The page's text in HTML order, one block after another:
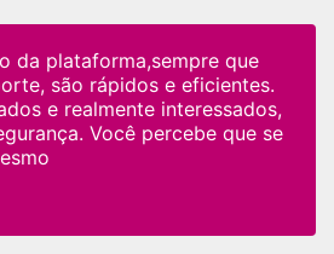
da plataforma,sempre que
são rápidos e eficientes.
e realmente interessados,
Você percebe que se